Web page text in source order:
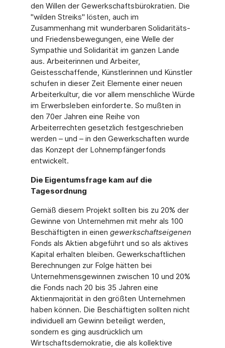
den Willen der Gewerkschaftsbürokratien. Die
"wilden Streiks" lösten, auch im
Zusammenhang mit wunderbaren Solidaritäts-
und Friedensbewegungen, eine Welle der
Sympathie und Solidarität im ganzen Lande
aus. Arbeiterinnen und Arbeiter,
Geistesschaffende, Künstlerinnen und Künstler
schufen in dieser Zeit Elemente einer neuen
Arbeiterkultur, die vor allem menschliche Würde
im Erwerbsleben einforderte. So mußten in
den 70er Jahren eine Reihe von
Arbeiterrechten gesetzlich festgeschrieben
werden – und – in den Gewerkschaften wurde
das Konzept der Lohnempfängerfonds
entwickelt.
Die Eigentumsfrage kam auf die
Tagesordnung
Gemäß diesem Projekt sollten bis zu 20% der
Gewinne von Unternehmen mit mehr als 100
Beschäftigten in einen gewerkschaftseigenen
Fonds als Aktien abgeführt und so als aktives
Kapital erhalten bleiben. Gewerkschaftlichen
Berechnungen zur Folge hätten bei
Unternehmensgewinnen zwischen 10 und 20%
die Fonds nach 20 bis 35 Jahren eine
Aktienmajorität in den größten Unternehmen
haben können. Die Beschäftigten sollten nicht
individuell am Gewinn beteiligt werden,
sondern es ging ausdrücklich um
Wirtschaftsdemokratie, die als kollektive